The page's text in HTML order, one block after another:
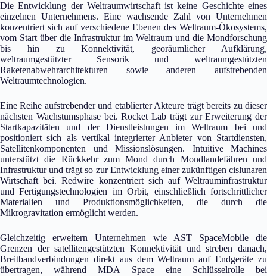
Die Entwicklung der Weltraumwirtschaft ist keine Geschichte eines
einzelnen Unternehmens. Eine wachsende Zahl von Unternehmen
konzentriert sich auf verschiedene Ebenen des Weltraum-Ökosystems,
vom Start über die Infrastruktur im Weltraum und die Mondforschung
bis hin zu Konnektivität, georäumlicher Aufklärung,
weltraumgestützter Sensorik und weltraumgestützten
Raketenabwehrarchitekturen sowie anderen aufstrebenden
Weltraumtechnologien.
Eine Reihe aufstrebender und etablierter Akteure trägt bereits zu dieser
nächsten Wachstumsphase bei. Rocket Lab trägt zur Erweiterung der
Startkapazitäten und der Dienstleistungen im Weltraum bei und
positioniert sich als vertikal integrierter Anbieter von Startdiensten,
Satellitenkomponenten und Missionslösungen. Intuitive Machines
unterstützt die Rückkehr zum Mond durch Mondlandefähren und
Infrastruktur und trägt so zur Entwicklung einer zukünftigen cislunaren
Wirtschaft bei. Redwire konzentriert sich auf Weltrauminfrastruktur
und Fertigungstechnologien im Orbit, einschließlich fortschrittlicher
Materialien und Produktionsmöglichkeiten, die durch die
Mikrogravitation ermöglicht werden.
Gleichzeitig erweitern Unternehmen wie AST SpaceMobile die
Grenzen der satellitengestützten Konnektivität und streben danach,
Breitbandverbindungen direkt aus dem Weltraum auf Endgeräte zu
übertragen, während MDA Space eine Schlüsselrolle bei